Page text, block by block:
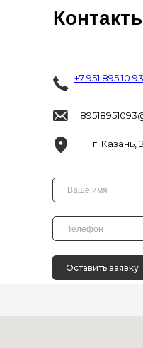
Оставить заявку
+7 951 895 10 93
г. Казань,